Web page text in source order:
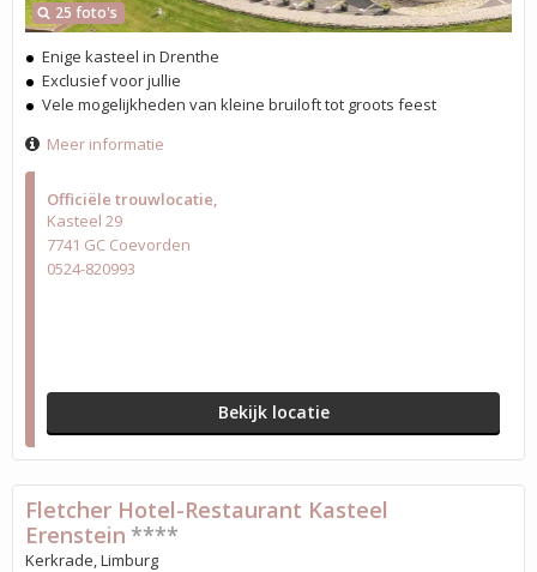
Officiële trouwlocatie
Kasteel 29
7741 GC Coevorden
0524-820993
Bekijk locatie
25 foto's
Enige kasteel in Drenthe
Exclusief voor jullie
Vele mogelijkheden van kleine bruiloft tot groots feest
Meer informatie
Fletcher Hotel-Restaurant Kasteel
Erenstein ****
Kerkrade, Limburg